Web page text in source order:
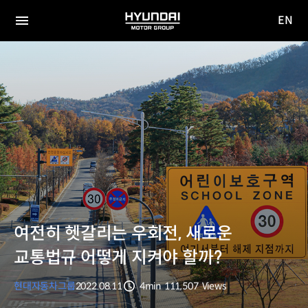
전체
HYUNDAI
MOTOR
사이
EN
여전히 헷갈리는 우회전, 새로운
교통법규 어떻게 지켜야 할까?
현대자동차그룹2022.08.11
분량
4min
조회수
111,507 Views